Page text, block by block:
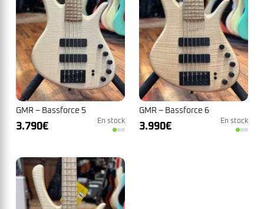
GMR – Bassforce 5
3.790€ En stock
GMR – Bassforce 6
3.990€ En stock